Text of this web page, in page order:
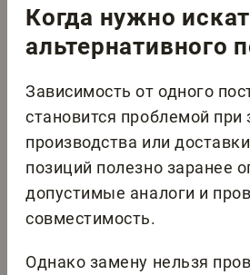
Когда нужно
альтернативного
Зависимость от одного
становится проблемой
производства или
позиций полезно заранее
допустимые аналоги и
совместимость.
Однако замену нельзя